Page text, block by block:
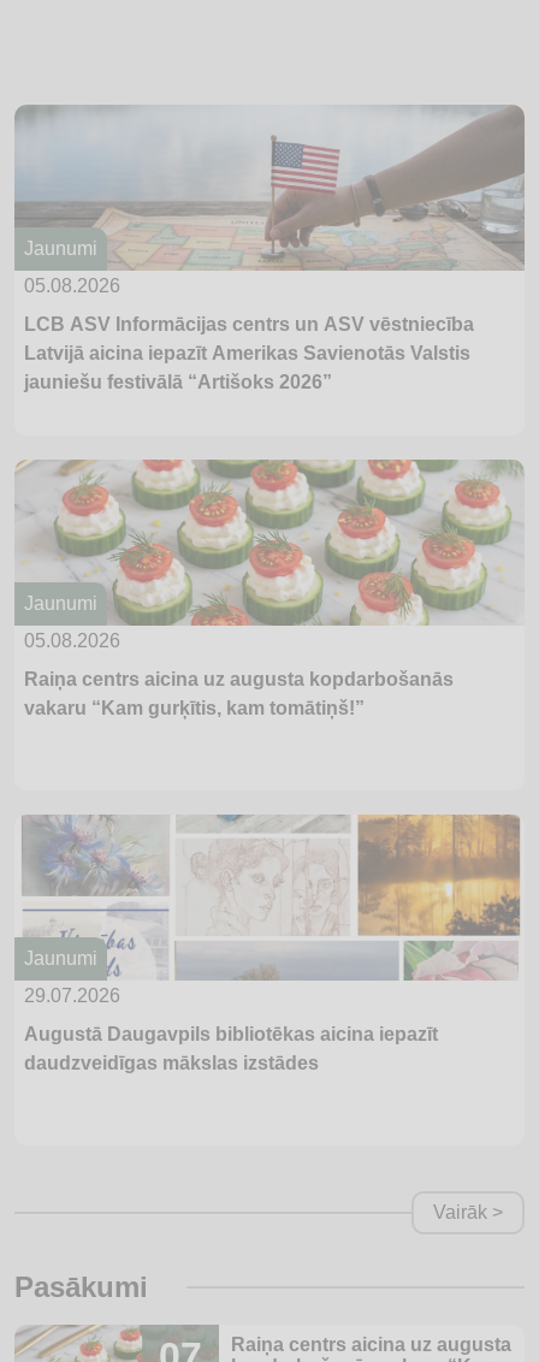
lasīšanas un vērtēšanas maratonu
un aicina tajā iesaistīties bērnus,
jauniešus un pieaugušos. Šogad
programmas ekspertu komisija
lasītājiem sagatavojusi 29
grāmatu kolekciju, kas sadalīta
grāmatu...
Jaunumi
05.08.2026
LCB ASV Informācijas centrs un ASV vēstniecība
Latvijā aicina iepazīt Amerikas Savienotās Valstis
jauniešu festivālā “Artišoks 2026”
Jaunumi
05.08.2026
Raiņa centrs aicina uz augusta kopdarbošanās
vakaru “Kam gurķītis, kam tomātiņš!”
Jaunumi
29.07.2026
Augustā Daugavpils bibliotēkas aicina iepazīt
daudzveidīgas mākslas izstādes
Vairāk >
Pasākumi
Raiņa centrs aicina uz augusta